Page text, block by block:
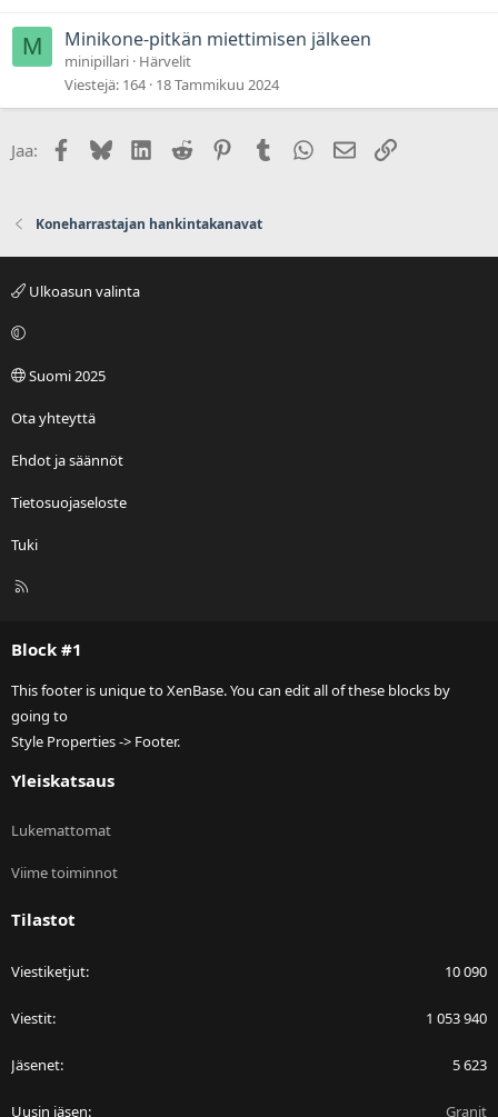
M Minikone-pitkän miettimisen jälkeen
minipillari Härvelit
Viestejä 164 18 Tammikuu 2024
Jaa: Facebook
BlueskyLinkedIn
Reddit PinterestTumblr WhatsApp
Sähköposti
Linkki
Koneharrastajan hankintakanavat
Ulkoasun valinta
Suomi 2025
Ota yhteyttä
Ehdot ja säännöt
Tietosuojaseloste
Tuki
R
Block #1
This footer is unique to XenBase. You can edit all of these blocks by
going to
Style Properties -> Footer.
Yleiskatsaus
Lukemattomat
Viime toiminnot
Tilastot
Viestiketjut 10 090
Viestit 1 053 940
Jäsenet 5 623
Uusin jäsen Granit